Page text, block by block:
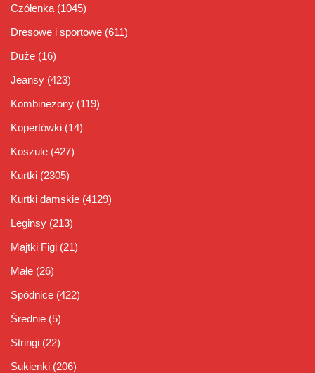
Czółenka (1045)
Dresowe i sportowe (611)
Duże (16)
Jeansy (423)
Kombinezony (119)
Kopertówki (14)
Koszule (427)
Kurtki (2305)
Kurtki damskie (4129)
Leginsy (213)
Majtki Figi (21)
Małe (26)
Spódnice (422)
Średnie (5)
Stringi (22)
Sukienki (206)